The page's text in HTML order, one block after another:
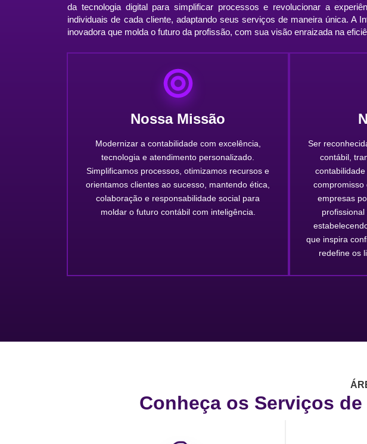
da tecnologia digital para simplificar processos e revolucionar a
individuais de cada cliente, adaptando seus serviços de maneira única. A
inovadora que molda o futuro da profissão, com sua visão enraizada na
Nossa Missão
Modernizar a contabilidade com excelência,
tecnologia e atendimento personalizado.
Simplificamos processos, otimizamos recursos e
orientamos clientes ao sucesso, mantendo ética,
colaboração e responsabilidade social para
moldar o futuro contábil com inteligência.
Ser
contábil,
compromisso
empresas
profissional
que inspira
redefine os
Conheça os Serviços